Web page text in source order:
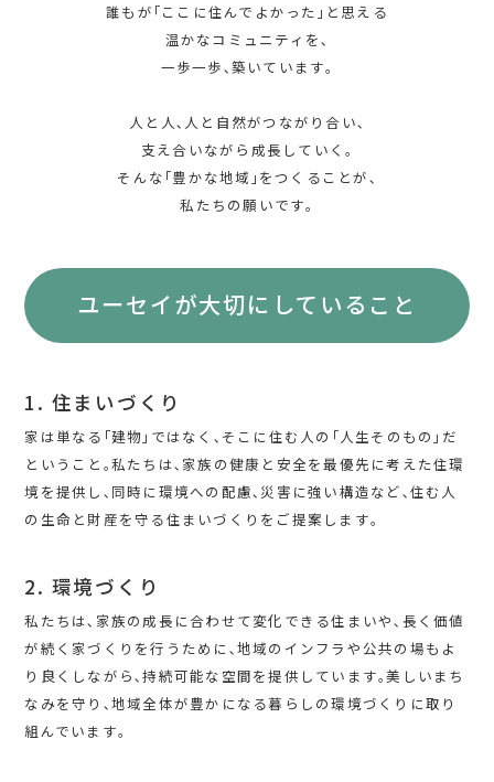
誰もが｢ここに住んでよかった｣と思える
温かなコミュニティを､
一歩一歩､築いています｡
人と人､人と自然がつながり合い､
支え合いながら成長していく｡
そんな｢豊かな地域｣をつくることが､
私たちの願いです｡
ユーセイが大切にしていること
1. 住まいづくり
家は単なる｢建物｣ではなく､そこに住む人の｢人生そのもの｣だ
ということ｡私たちは､家族の健康と安全を最優先に考えた住環
境を提供し､同時に環境への配慮､災害に強い構造など､住む人
の生命と財産を守る住まいづくりをご提案します｡
2. 環境づくり
私たちは､家族の成長に合わせて変化できる住まいや､長く価値
が続く家づくりを行うために､地域のインフラや公共の場もよ
り良くしながら､持続可能な空間を提供しています｡美しいまち
なみを守り､地域全体が豊かになる暮らしの環境づくりに取り
組んでいます｡